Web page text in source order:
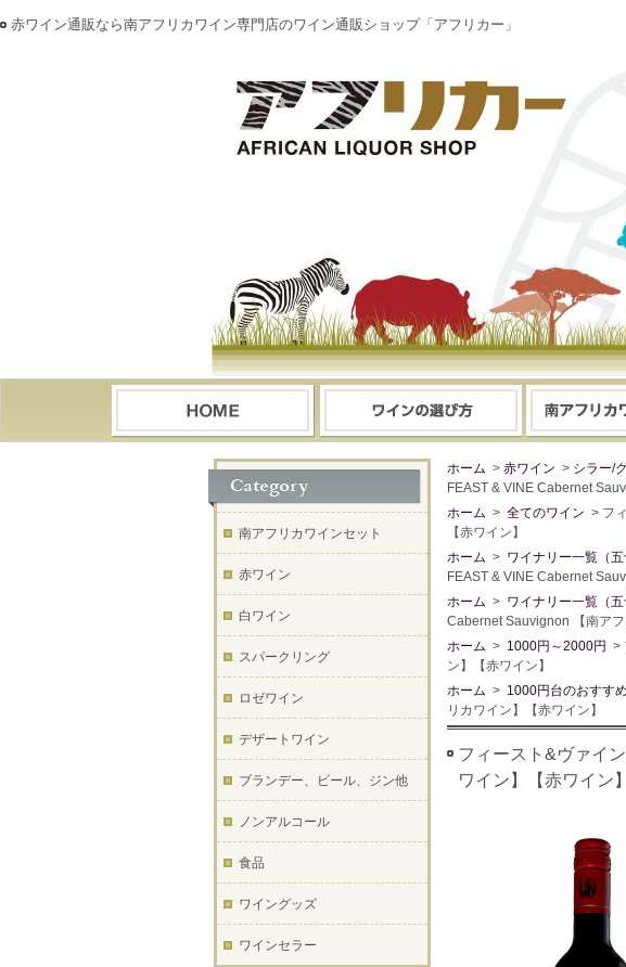
赤ワイン通販なら南アフリカワイン専門店のワイン通販ショップ「アフリカー」
ホーム > 赤ワイン > シラー/
FEAST & VINE Cabernet
ホーム > 全てのワイン > フ
【赤ワイン】
ホーム > ワイナリー一覧（五
FEAST & VINE Cabernet
ホーム > ワイナリー一覧（五
Cabernet Sauvignon 【南アフ
ホーム > 1000円～2000円 >
ン】【赤ワイン】
ホーム > 1000円台のおすす
リカワイン】【赤ワイン】
フィースト&ヴァイ
ワイン】【赤ワイン】
南アフリカワインセット
赤ワイン
白ワイン
スパークリング
ロゼワイン
デザートワイン
ブランデー、ビール、ジン他
ノンアルコール
食品
ワイングッズ
ワインセラー